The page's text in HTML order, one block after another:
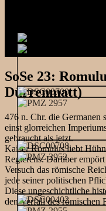
SoSe 23:
Dürrenmatt)
476 n. Chr. die Germanen
einst glorreichen
gebraucht als jetzt.
Kaiser Romulus liebt
Regierens. Darüber
Versuch das römische
jede seiner politischen
Diese ungeschichtliche
den Verfall des römischen